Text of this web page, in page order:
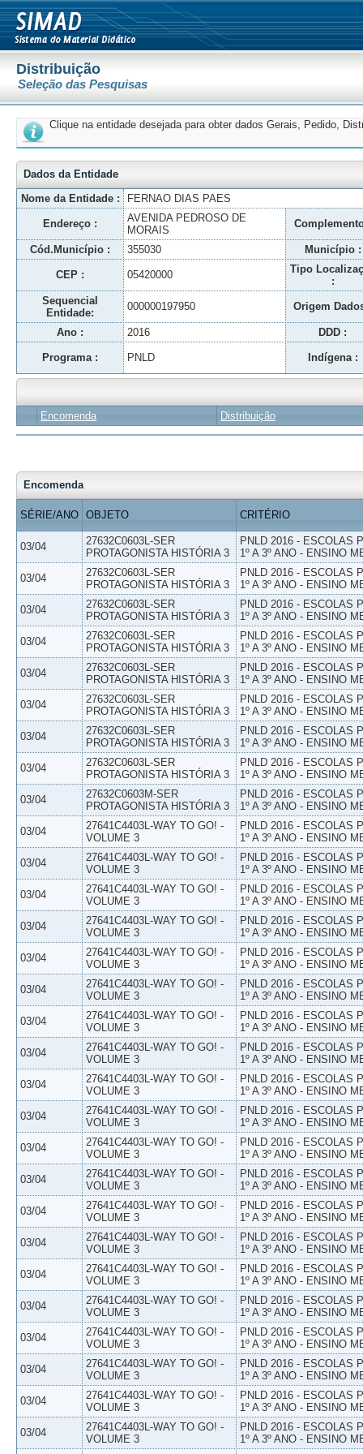
Distribuição
Seleção das Pesquisas
Clique na entidade desejada para obter dados Gerais, Pedido,
Dados da Entidade
Nome da Entidade :
FERNAO DIAS PAES
Endereço :
AVENIDA PEDROSO DE
MORAIS
Cód.Município : 355030 Município :
CEP : 05420000
Tipo
:
Sequencial
Entidade:
000000197950 Origem
Ano : 2016 DDD :
Programa : PNLD Indígena :
Encomenda Distribuição
Encomenda
SÉRIE/ANO OBJETO CRITÉRIO
03/04
27632C0603L-SER
PROTAGONISTA HISTÓRIA 3
PNLD 2016 - ESCOLAS
1º A 3º ANO - ENSINO
03/04
27632C0603L-SER
PROTAGONISTA HISTÓRIA 3
PNLD 2016 - ESCOLAS
1º A 3º ANO - ENSINO
03/04
27632C0603L-SER
PROTAGONISTA HISTÓRIA 3
PNLD 2016 - ESCOLAS
1º A 3º ANO - ENSINO
03/04
27632C0603L-SER
PROTAGONISTA HISTÓRIA 3
PNLD 2016 - ESCOLAS
1º A 3º ANO - ENSINO
03/04
27632C0603L-SER
PROTAGONISTA HISTÓRIA 3
PNLD 2016 - ESCOLAS
1º A 3º ANO - ENSINO
03/04
27632C0603L-SER
PROTAGONISTA HISTÓRIA 3
PNLD 2016 - ESCOLAS
1º A 3º ANO - ENSINO
03/04
27632C0603L-SER
PROTAGONISTA HISTÓRIA 3
PNLD 2016 - ESCOLAS
1º A 3º ANO - ENSINO
03/04
27632C0603L-SER
PROTAGONISTA HISTÓRIA 3
PNLD 2016 - ESCOLAS
1º A 3º ANO - ENSINO
03/04
27632C0603M-SER
PROTAGONISTA HISTÓRIA 3
PNLD 2016 - ESCOLAS
1º A 3º ANO - ENSINO
03/04
27641C4403L-WAY TO GO! -
VOLUME 3
PNLD 2016 - ESCOLAS
1º A 3º ANO - ENSINO
03/04
27641C4403L-WAY TO GO! -
VOLUME 3
PNLD 2016 - ESCOLAS
1º A 3º ANO - ENSINO
03/04
27641C4403L-WAY TO GO! -
VOLUME 3
PNLD 2016 - ESCOLAS
1º A 3º ANO - ENSINO
03/04
27641C4403L-WAY TO GO! -
VOLUME 3
PNLD 2016 - ESCOLAS
1º A 3º ANO - ENSINO
03/04
27641C4403L-WAY TO GO! -
VOLUME 3
PNLD 2016 - ESCOLAS
1º A 3º ANO - ENSINO
03/04
27641C4403L-WAY TO GO! -
VOLUME 3
PNLD 2016 - ESCOLAS
1º A 3º ANO - ENSINO
03/04
27641C4403L-WAY TO GO! -
VOLUME 3
PNLD 2016 - ESCOLAS
1º A 3º ANO - ENSINO
03/04
27641C4403L-WAY TO GO! -
VOLUME 3
PNLD 2016 - ESCOLAS
1º A 3º ANO - ENSINO
03/04
27641C4403L-WAY TO GO! -
VOLUME 3
PNLD 2016 - ESCOLAS
1º A 3º ANO - ENSINO
03/04
27641C4403L-WAY TO GO! -
VOLUME 3
PNLD 2016 - ESCOLAS
1º A 3º ANO - ENSINO
03/04
27641C4403L-WAY TO GO! -
VOLUME 3
PNLD 2016 - ESCOLAS
1º A 3º ANO - ENSINO
03/04
27641C4403L-WAY TO GO! -
VOLUME 3
PNLD 2016 - ESCOLAS
1º A 3º ANO - ENSINO
03/04
27641C4403L-WAY TO GO! -
VOLUME 3
PNLD 2016 - ESCOLAS
1º A 3º ANO - ENSINO
03/04
27641C4403L-WAY TO GO! -
VOLUME 3
PNLD 2016 - ESCOLAS
1º A 3º ANO - ENSINO
03/04
27641C4403L-WAY TO GO! -
VOLUME 3
PNLD 2016 - ESCOLAS
1º A 3º ANO - ENSINO
03/04
27641C4403L-WAY TO GO! -
VOLUME 3
PNLD 2016 - ESCOLAS
1º A 3º ANO - ENSINO
03/04
27641C4403L-WAY TO GO! -
VOLUME 3
PNLD 2016 - ESCOLAS
1º A 3º ANO - ENSINO
03/04
27641C4403L-WAY TO GO! -
VOLUME 3
PNLD 2016 - ESCOLAS
1º A 3º ANO - ENSINO
03/04
27641C4403L-WAY TO GO! -
VOLUME 3
PNLD 2016 - ESCOLAS
1º A 3º ANO - ENSINO
03/04
27641C4403L-WAY TO GO! -
VOLUME 3
PNLD 2016 - ESCOLAS
1º A 3º ANO - ENSINO